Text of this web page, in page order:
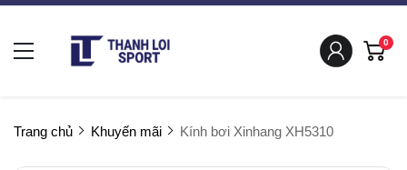
0
Trang chủ Khuyến mãi Kính bơi Xinhang XH5310